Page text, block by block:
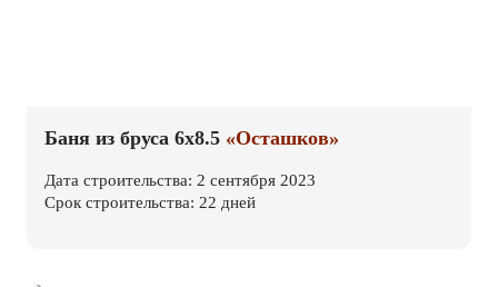
Баня из бруса 6х8.5 «Осташков»
Дата строительства: 2 сентября 2023
Срок строительства: 22 дней